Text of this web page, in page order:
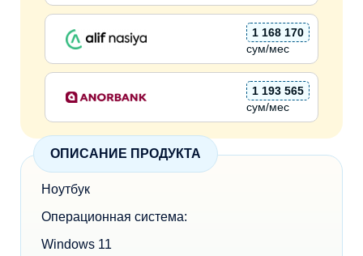
1 168 170
сум/мес
1 193 565
сум/мес
ОПИСАНИЕ ПРОДУКТА
Ноутбук
Операционная система:
Windows 11